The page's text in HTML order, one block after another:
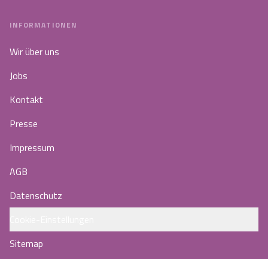
INFORMATIONEN
Wir über uns
Jobs
Kontakt
Presse
Impressum
AGB
Datenschutz
Sitemap